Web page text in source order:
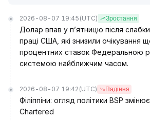
2026-08-07 19:45 (UTC) Зростання
Долар впав у п’ятницю після
праці США, які знизили очікування
процентних ставок Федеральною
системою найближчим часом.
2026-08-07 19:42 (UTC) Падіння
Філіппіни: огляд політики BSP
Chartered